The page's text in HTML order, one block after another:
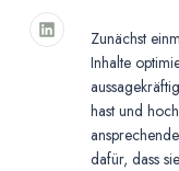
Zunächst
Inhalte
hast und
dafür, dass